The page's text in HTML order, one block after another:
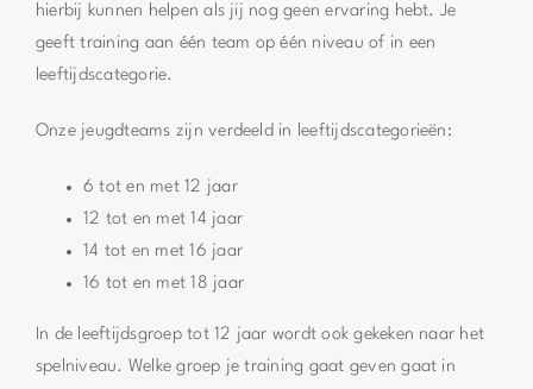
hierbij kunnen helpen als jij nog geen ervaring hebt. Je
geeft training aan één team op één niveau of in een
leeftijdscategorie.
Onze jeugdteams zijn verdeeld in leeftijdscategorieën:
6 tot en met 12 jaar
12 tot en met 14 jaar
14 tot en met 16 jaar
16 tot en met 18 jaar
In de leeftijdsgroep tot 12 jaar wordt ook gekeken naar het
spelniveau. Welke groep je training gaat geven gaat in